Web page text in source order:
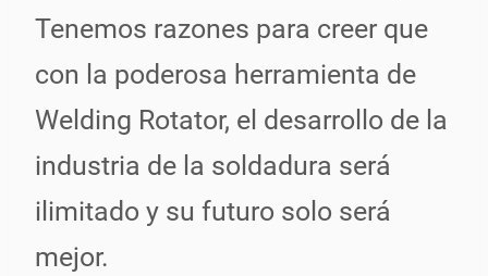
Tenemos razones para creer que
con la poderosa herramienta de
Welding Rotator, el desarrollo de la
industria de la soldadura será
ilimitado y su futuro solo será
mejor.